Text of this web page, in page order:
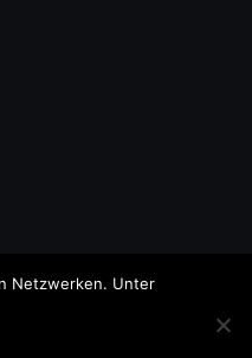
Netzwerken. Unter